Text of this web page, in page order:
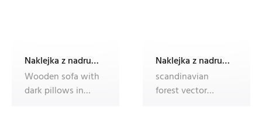
Naklejka z nadrukiem Dec'n'Roll,okleina meblowa,fotonaklejka
Wooden sofa with
dark pillows in
Naklejka z nadrukiem Dec'n'Roll,okleina meblowa,fotonaklejka
scandinavian
forest vector